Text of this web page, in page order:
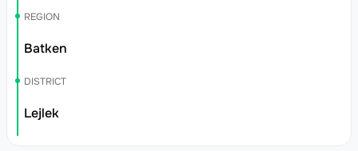
REGION
Batken
DISTRICT
Lejlek